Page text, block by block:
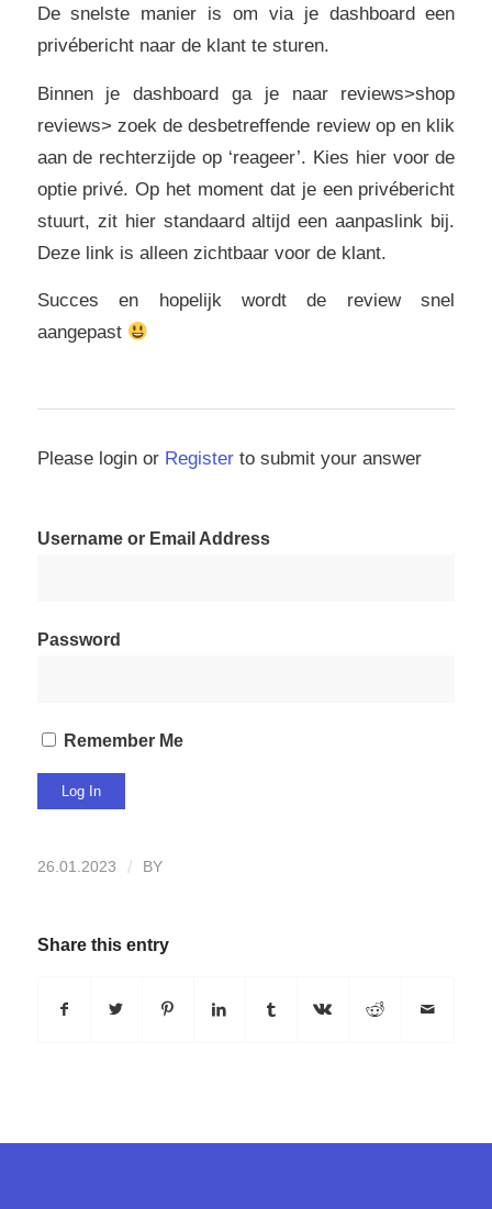
De snelste manier is om via je dashboard een
privébericht naar de klant te sturen.
Binnen je dashboard ga je naar reviews>shop
reviews> zoek de desbetreffende review op en klik
aan de rechterzijde op ‘reageer’. Kies hier voor de
optie privé. Op het moment dat je een privébericht
stuurt, zit hier standaard altijd een aanpaslink bij.
Deze link is alleen zichtbaar voor de klant.
Succes en hopelijk wordt de review snel
aangepast
Please login or Registerto submit your answer
Username or Email Address
Password
Remember Me
26.01.2023 / BY
Share this entry